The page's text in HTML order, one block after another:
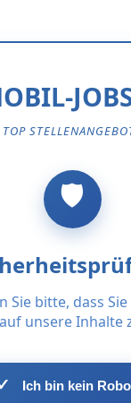
TOP
Sie bitte, dass
unsere Inhalte
Ich bin kein